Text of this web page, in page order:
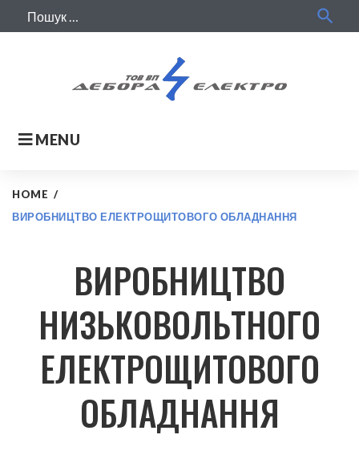
search
MENU
HOME /
ВИРОБНИЦТВО ЕЛЕКТРОЩИТОВОГО ОБЛАДНАННЯ
ВИРОБНИЦТВО
НИЗЬКОВОЛЬТНОГО
ЕЛЕКТРОЩИТОВОГО
ОБЛАДНАННЯ